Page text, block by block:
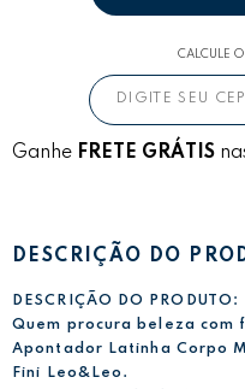
CALCULE
Ganhe FRETE GRÁTIS
DESCRIÇÃO DO
DESCRIÇÃO DO PRODUTO:
Quem procura beleza com
Apontador Latinha Corpo
Fini Leo&Leo.